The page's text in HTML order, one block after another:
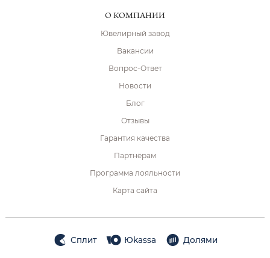
О КОМПАНИИ
Ювелирный завод
Вакансии
Вопрос-Ответ
Новости
Блог
Отзывы
Гарантия качества
Партнёрам
Программа лояльности
Карта сайта
Сплит Юkassa Долями